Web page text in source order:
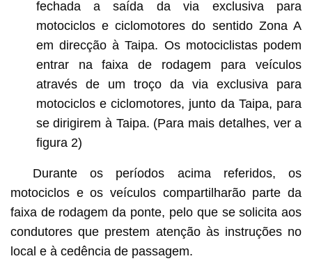
fechada a saída da via exclusiva para
motociclos e ciclomotores do sentido Zona A
em direcção à Taipa. Os motociclistas podem
entrar na faixa de rodagem para veículos
através de um troço da via exclusiva para
motociclos e ciclomotores, junto da Taipa, para
se dirigirem à Taipa. (Para mais detalhes, ver a
figura 2)
Durante os períodos acima referidos, os
motociclos e os veículos compartilharão parte da
faixa de rodagem da ponte, pelo que se solicita aos
condutores que prestem atenção às instruções no
local e à cedência de passagem.